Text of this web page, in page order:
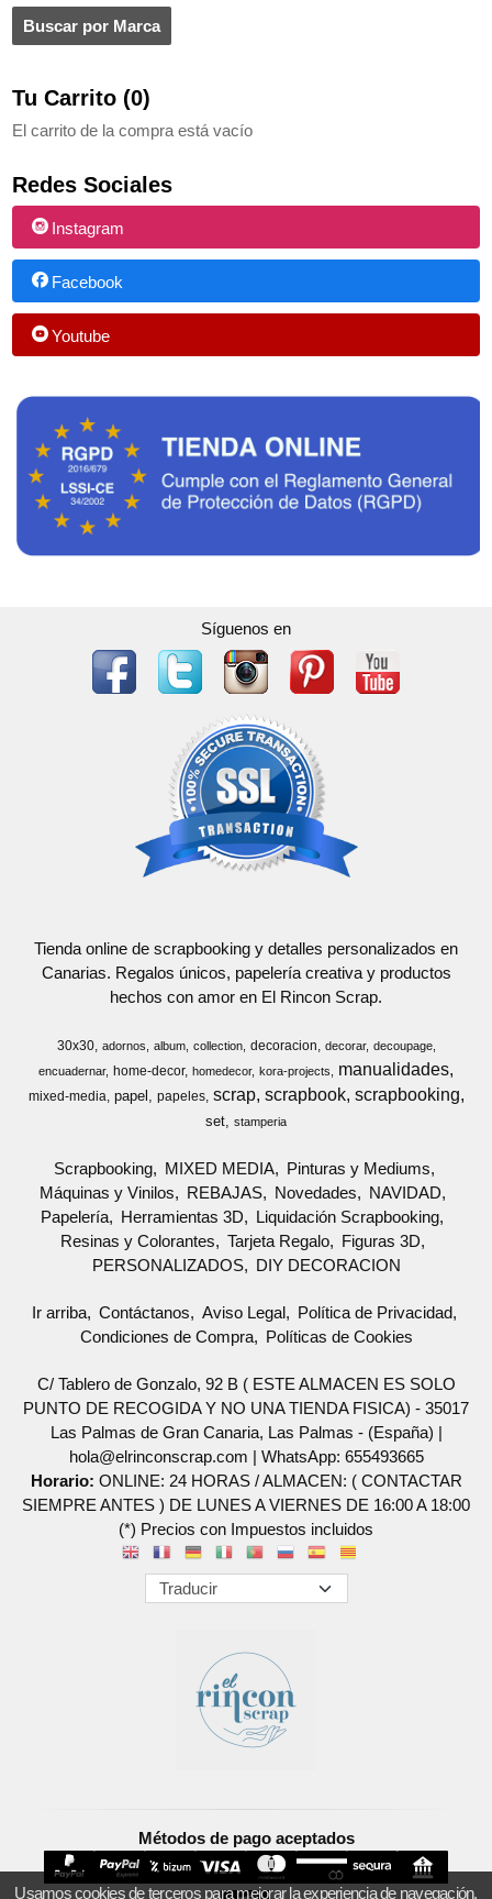
Tu Carrito (0)
El carrito de la compra está vacío
Redes Sociales
Instagram
Facebook
Youtube
Síguenos en
Tienda online de scrapbooking y detalles personalizados en
Canarias. Regalos únicos, papelería creativa y productos
hechos con amor en El Rincon Scrap.
30x30 adornos album collection decoracion decorar
decoupage
encuadernar
home-decor homedecor kora-projects manualidades
mixed-media papel papeles scrap scrapbook scrapbooking
set stamperia
Scrapbooking MIXED MEDIA
Pinturas y Mediums
Máquinas y Vinilos
REBAJAS Novedades
NAVIDAD
Papelería
Herramientas 3D
Liquidación Scrapbooking
Resinas y Colorantes
Tarjeta Regalo
Figuras 3D
PERSONALIZADOS
DIY DECORACION
Ir arriba Contáctanos Aviso Legal
Política de Privacidad
Condiciones de Compra
Políticas de Cookies
C/ Tablero de Gonzalo, 92 B ( ESTE ALMACEN ES SOLO
PUNTO DE RECOGIDA Y NO UNA TIENDA FISICA) - 35017
Las Palmas de Gran Canaria, Las Palmas - (España) |
hola@elrinconscrap.com | WhatsApp: 655493665
Horario: ONLINE: 24 HORAS / ALMACEN: ( CONTACTAR
SIEMPRE ANTES ) DE LUNES A VIERNES DE 16:00 A 18:00
(*) Precios con Impuestos incluidos
Métodos de pago aceptados
Usamos cookies de terceros para mejorar la experiencia de navegación,